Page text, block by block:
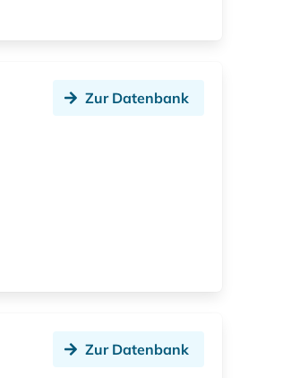
Zur Datenbank
Zur Datenbank